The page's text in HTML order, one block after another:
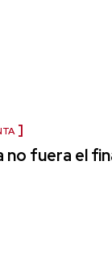
no fuera el